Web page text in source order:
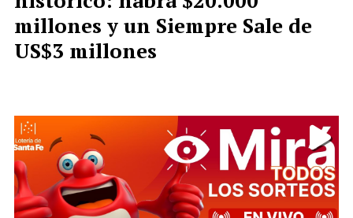
millones y un Siempre Sale de
US$3 millones